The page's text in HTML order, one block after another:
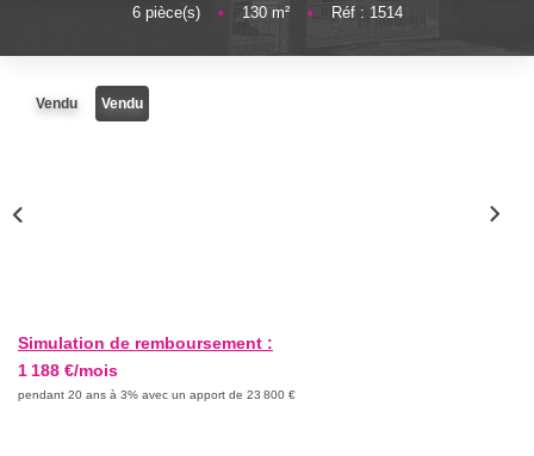
6pièce(s) • 130m² • Réf : 1514
Vendu Vendu
Simulation de remboursement :
1 188 €/mois
pendant 20 ans à 3% avec un apport de 23 800 €